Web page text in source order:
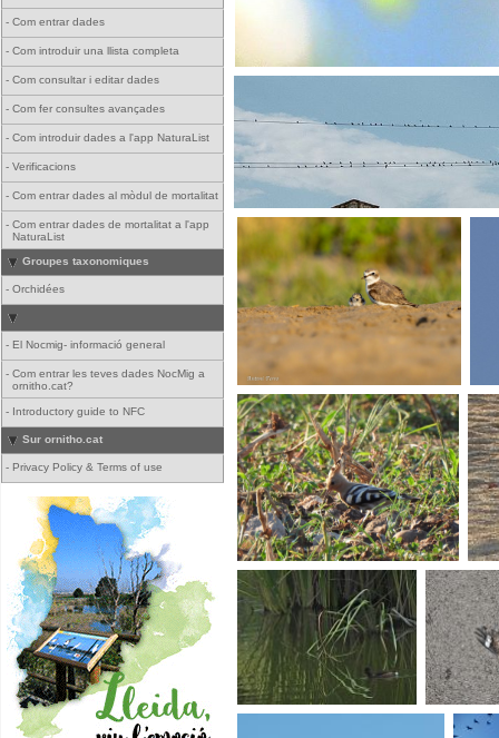
- Com entrar dades
- Com introduir una llista completa
- Com consultar i editar dades
- Com fer consultes avançades
- Com introduir dades a l'app NaturaList
- Verificacions
- Com entrar dades al mòdul de mortalitat
- Com entrar dades de mortalitat a l'app
NaturaList
Groupes taxonomiques
- Orchidées
- El Nocmig- informació general
- Com entrar les teves dades NocMig a
ornitho.cat?
- Introductory guide to NFC
Sur ornitho.cat
- Privacy Policy & Terms of use